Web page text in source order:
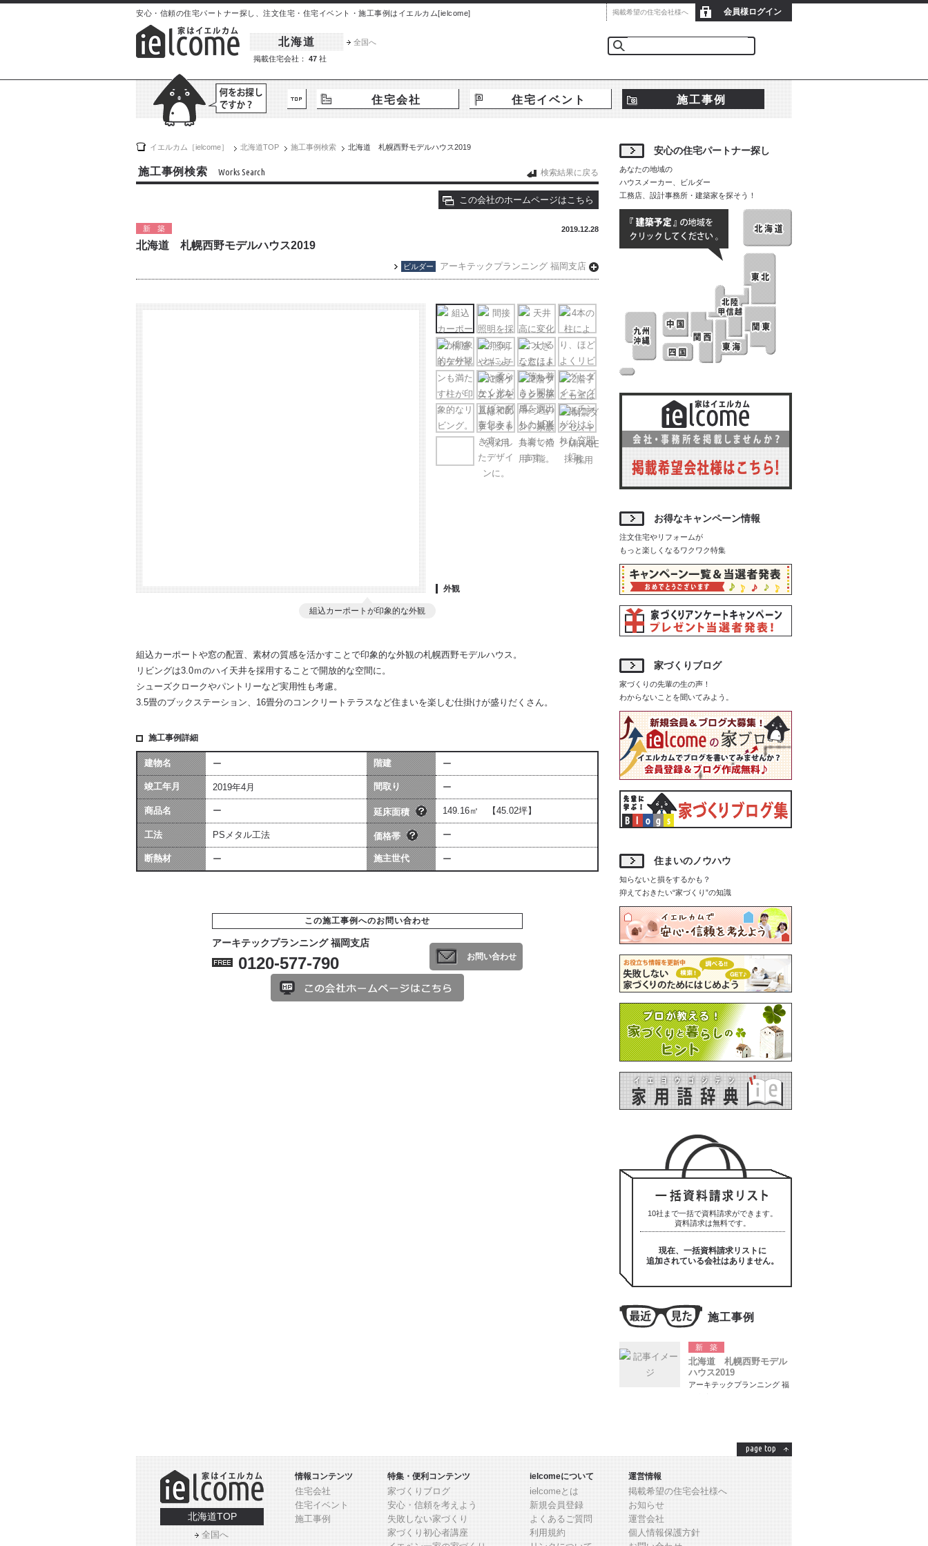
安心・信頼の住宅パートナー探し、注文住宅・住宅イベント・施工事例はイエルカム[ielcome] 掲載希望の住宅会社様へ 会員様ログイン
新規会員登録
北海道
全国へ
掲載住宅会社：
47 社
住宅会社 住宅イベント 施工事例
イエルカム［ielcome］ 北海道TOP 施工事例検索 北海道 札幌西野モデルハウス2019
施工事例検索 Works Search 検索結果に戻る
この会社のホームページはこちら
新築 2019.12.28
北海道 札幌西野モデルハウス2019
ビルダー アーキテックプランニング 福岡支店
外観
組込カーポートが印象的な外観
組込カーポートや窓の配置、素材の質感を活かすことで印象的な外観の札幌西野モデルハウス。
リビングは3.0ｍのハイ天井を採用することで開放的な空間に。
シューズクロークやパントリーなど実用性も考慮。
3.5畳のブックステーション、16畳分のコンクリートテラスなど住まいを楽しむ仕掛けが盛りだくさん。
施工事例詳細
建物名 ー 階建 ー
竣工年月 2019年4月 間取り ー
商品名 ー 延床面積
坪数は会社によって算出方法が若干
異なる場合があります。
149.16㎡ 【45.02坪】
工法 PSメタル工法 価格帯
価格には、建物本体価格+付帯工事費
用（暖房工事・換気工事・電気工事
[照明込]・給排水工事[宅内]）を含み
ます。
ー
断熱材 ー 施主世代 ー
この施工事例へのお問い合わせ
アーキテックプランニング 福岡支店
0120-577-790 お問い合わせ
安心の住宅パートナー探し
あなたの地域の
ハウスメーカー、ビルダー
工務店、設計事務所・建築家を探そう！
お得なキャンペーン情報
注文住宅やリフォームが
もっと楽しくなるワクワク特集
家づくりブログ
家づくりの先輩の生の声！
わからないことを聞いてみよう。
住まいのノウハウ
知らないと損をするかも？
抑えておきたい“家づくり”の知識
10社まで一括で資料請求ができます。
資料請求は無料です。
現在、一括資料請求リストに
追加されている会社はありません。
施工事例
新築
北海道 札幌西野モデル
ハウス2019
アーキテックプランニング 福
page top
北海道TOP
全国へ
情報コンテンツ
住宅会社
住宅イベント
施工事例
特集・便利コンテンツ
家づくりブログ
安心・信頼を考えよう
失敗しない家づくり
家づくり初心者講座
ielcomeについて
ielcomeとは
新規会員登録
よくあるご質問
利用規約
運営情報
掲載希望の住宅会社様へ
お知らせ
運営会社
個人情報保護方針